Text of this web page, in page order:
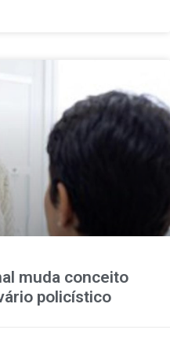
muda conceito
policístico